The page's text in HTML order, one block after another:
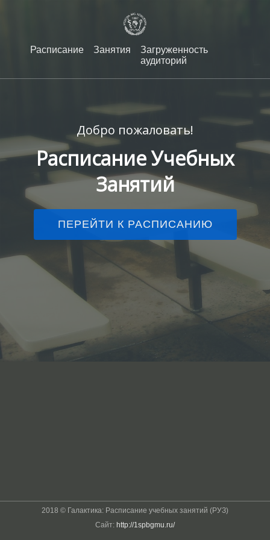
Расписание Занятия
Загруженность
аудиторий
Добро пожаловать!
Расписание Учебных
Занятий
ПЕРЕЙТИ К РАСПИСАНИЮ
2018 © Галактика: Расписание учебных занятий (РУЗ)
Сайт: http://1spbgmu.ru/